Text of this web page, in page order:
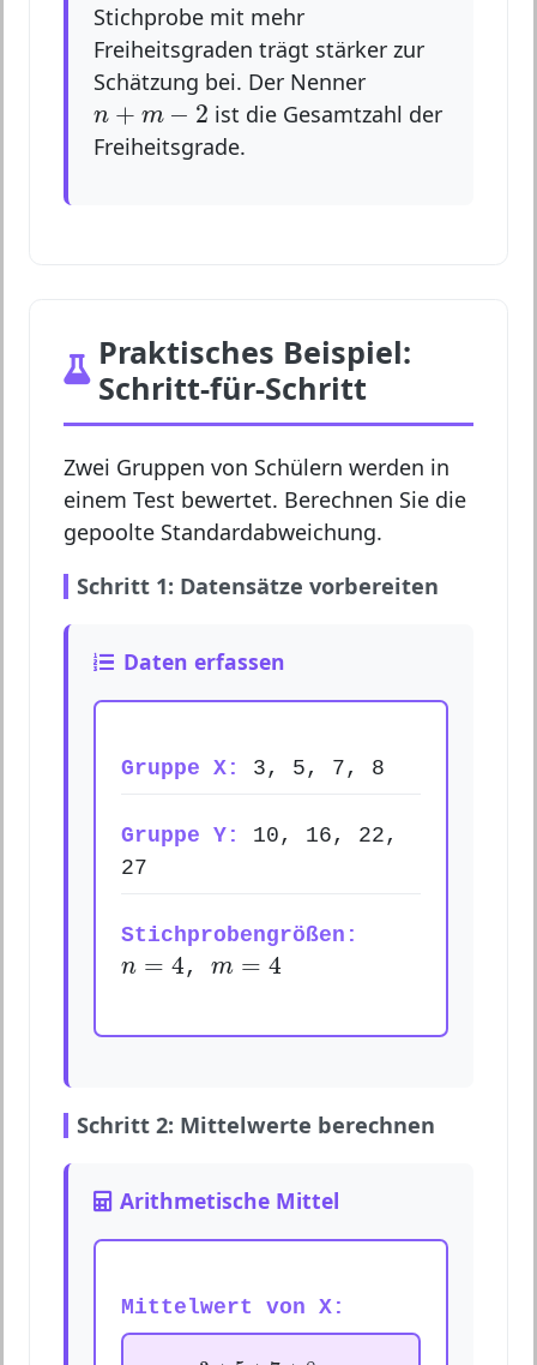
Stichprobe mit mehr
Freiheitsgraden trägt stärker zur
Schätzung bei. Der Nenner
n + m − 2
n m−
ist die Gesamtzahl der
Freiheitsgrade.
Praktisches Beispiel:
Schritt-für-Schritt
Zwei Gruppen von Schülern werden in
einem Test bewertet. Berechnen Sie die
gepoolte Standardabweichung.
Schritt 1: Datensätze vorbereiten
Daten erfassen
Gruppe X: 3, 5, 7, 8
Gruppe Y:
10, 16, 22,
27
Stichprobengrößen:
n = 4
n , m = 4
m=
Schritt 2: Mittelwerte berechnen
Arithmetische Mittel
Mittelwert von X: